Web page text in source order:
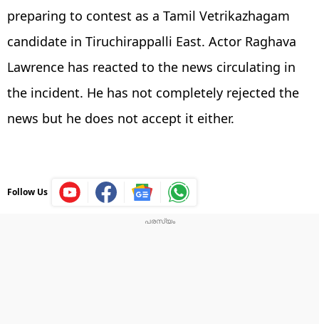
preparing to contest as a Tamil Vetrikazhagam
candidate in Tiruchirappalli East. Actor Raghava
Lawrence has reacted to the news circulating in
the incident. He has not completely rejected the
news but he does not accept it either.
Follow Us